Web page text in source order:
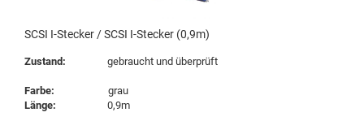
SCSI I-Stecker / SCSI I-Stecker (0,9m)
Zustand: gebraucht und überprüft
Farbe: grau
Länge:
0,9m